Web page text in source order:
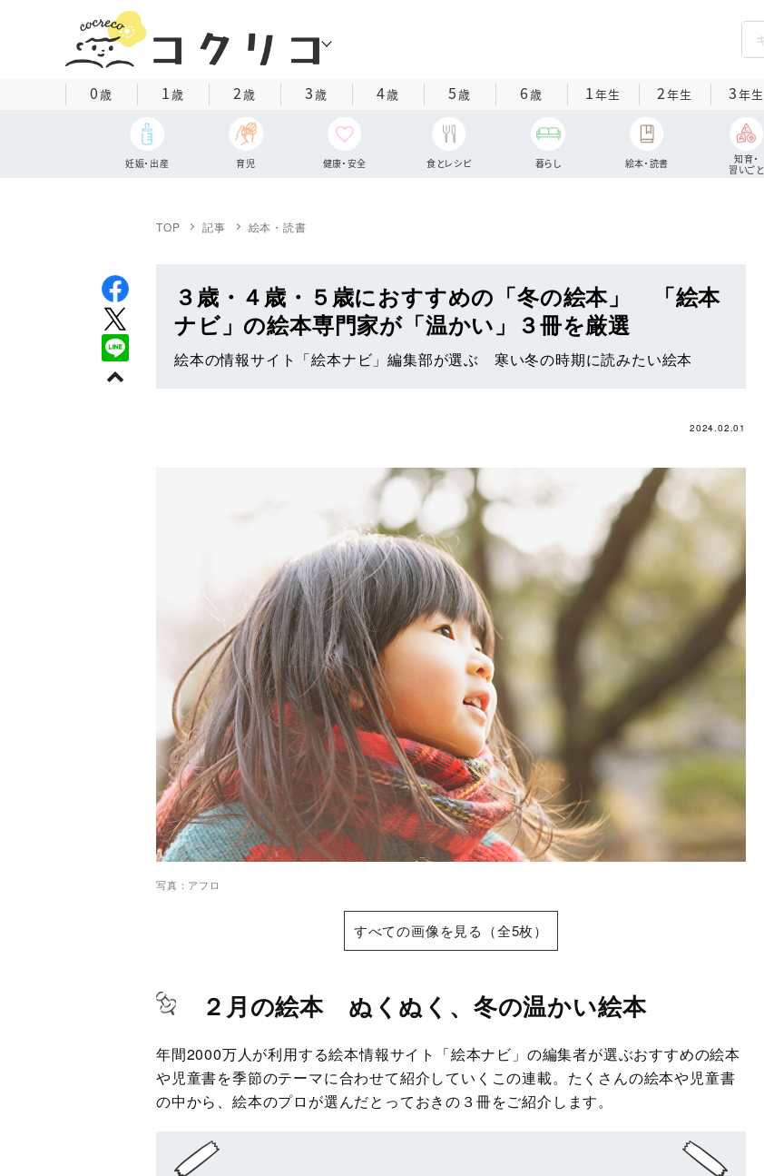
0歳 1歳 2歳 3歳 4歳 5歳 6歳 1年生 2年生 3年生
妊娠・出産 育児 健康・安全 食とレシピ 暮らし 絵本・読書
知育・
習いごと
TOP 記事 絵本・読書
３歳・４歳・５歳におすすめの「冬の絵本」 「絵本
ナビ」の絵本専門家が「温かい」３冊を厳選
絵本の情報サイト「絵本ナビ」編集部が選ぶ 寒い冬の時期に読みたい絵本
2024.02.01
写真：アフロ
すべての画像を見る（全5枚）
２月の絵本 ぬくぬく、冬の温かい絵本
年間2000万人が利用する絵本情報サイト「絵本ナビ」の編集者が選ぶおすすめの絵本
や児童書を季節のテーマに合わせて紹介していくこの連載。たくさんの絵本や児童書
の中から、絵本のプロが選んだとっておきの３冊をご紹介します。